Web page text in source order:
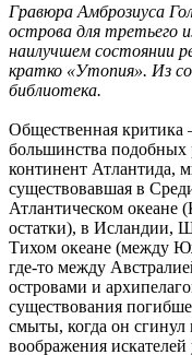
Гравюра Амброзиуса
острова для третьего
наилучшем состоянии
кратко «Утопия». Из
библиотека.
Общественная критика
большинства
континент Атлантида,
существовавшая в
Атлантическом океане
остатки), в Исландии,
Тихом океане (между
где-то между
островами и
существования
смыты, когда он сгинул
воображения